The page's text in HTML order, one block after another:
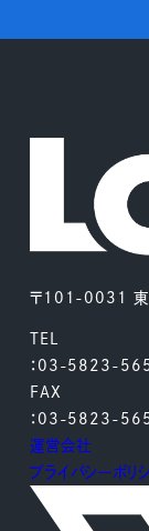
〒101-0031 東
TEL
：03-5823-
FAX
：03-5823-
運営会社
プライバシーポリ